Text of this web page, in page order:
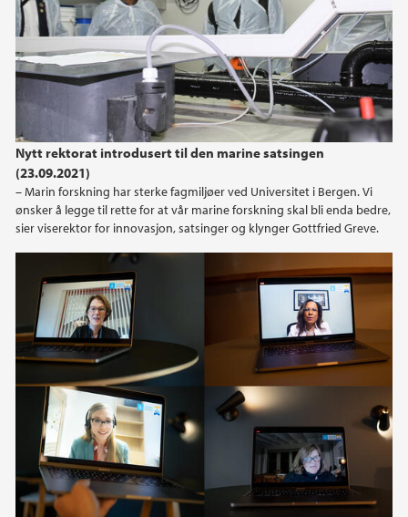
Nytt rektorat introdusert til den marine satsingen
(23.09.2021)
– Marin forskning har sterke fagmiljøer ved Universitet i Bergen. Vi
ønsker å legge til rette for at vår marine forskning skal bli enda bedre,
sier viserektor for innovasjon, satsinger og klynger Gottfried Greve.